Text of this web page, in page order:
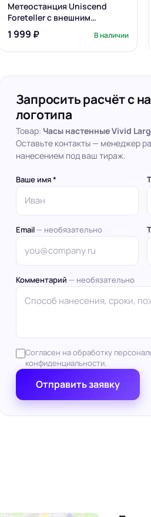
Метеостанция Uniscend
Foreteller с внешним
датчиком
1 999 ₽ В наличии
Запросить расчёт с
логотипа
Товар: Часы настенные Vivid
Оставьте контакты — менеджер
нанесением под ваш тираж.
Ваше имя *
Email — необязательно
Комментарий — необязательно
Согласен на обработку
конфиденциальности.
Отправить заявку